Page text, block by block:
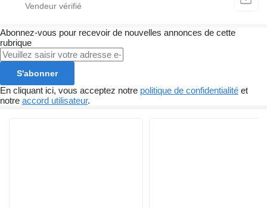
Abonnez-vous pour recevoir de nouvelles annonces de cette
rubrique
S'abonner
En cliquant ici, vous acceptez notre politique de confidentialité et
notre accord utilisateur.